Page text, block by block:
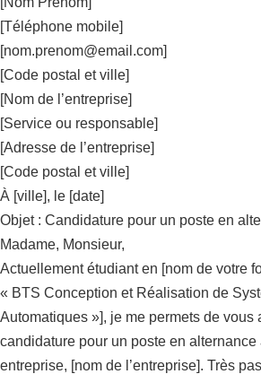
[Téléphone mobile]
[nom.prenom@email.com]
[Code postal et ville]
[Nom de l’entreprise]
[Service ou responsable]
[Adresse de l’entreprise]
[Code postal et ville]
À [ville], le [date]
Objet : Candidature pour un poste en
Madame, Monsieur,
Actuellement étudiant en [nom de votre
« BTS Conception et Réalisation de
Automatiques »], je me permets de vous
candidature pour un poste en alternance
entreprise, [nom de l’entreprise]. Très